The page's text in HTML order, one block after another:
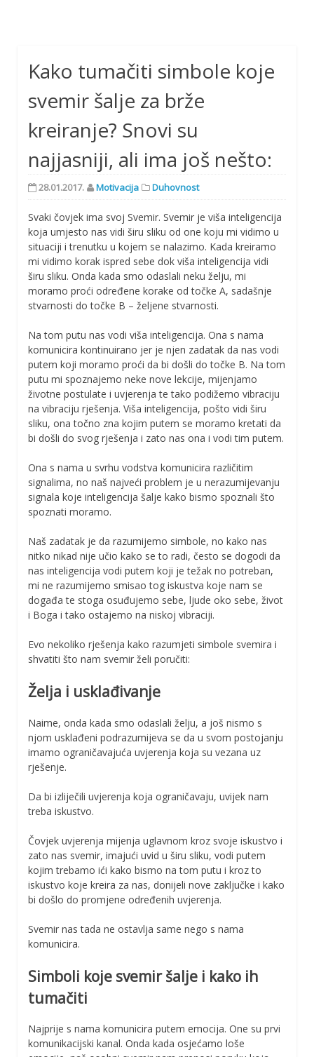
Kako tumačiti simbole koje
svemir šalje za brže
kreiranje? Snovi su
najjasniji, ali ima još nešto:
28.01.2017. Motivacija Duhovnost
Svaki čovjek ima svoj Svemir. Svemir je viša inteligencija
koja umjesto nas vidi širu sliku od one koju mi vidimo u
situaciji i trenutku u kojem se nalazimo. Kada kreiramo
mi vidimo korak ispred sebe dok viša inteligencija vidi
širu sliku. Onda kada smo odaslali neku želju, mi
moramo proći određene korake od točke A, sadašnje
stvarnosti do točke B – željene stvarnosti.
Na tom putu nas vodi viša inteligencija. Ona s nama
komunicira kontinuirano jer je njen zadatak da nas vodi
putem koji moramo proći da bi došli do točke B. Na tom
putu mi spoznajemo neke nove lekcije, mijenjamo
životne postulate i uvjerenja te tako podižemo vibraciju
na vibraciju rješenja. Viša inteligencija, pošto vidi širu
sliku, ona točno zna kojim putem se moramo kretati da
bi došli do svog rješenja i zato nas ona i vodi tim putem.
Ona s nama u svrhu vodstva komunicira različitim
signalima, no naš najveći problem je u nerazumijevanju
signala koje inteligencija šalje kako bismo spoznali što
spoznati moramo.
Naš zadatak je da razumijemo simbole, no kako nas
nitko nikad nije učio kako se to radi, često se dogodi da
nas inteligencija vodi putem koji je težak no potreban,
mi ne razumijemo smisao tog iskustva koje nam se
događa te stoga osuđujemo sebe, ljude oko sebe, život
i Boga i tako ostajemo na niskoj vibraciji.
Evo nekoliko rješenja kako razumjeti simbole svemira i
shvatiti što nam svemir želi poručiti:
Želja i usklađivanje
Naime, onda kada smo odaslali želju, a još nismo s
njom usklađeni podrazumijeva se da u svom postojanju
imamo ograničavajuća uvjerenja koja su vezana uz
rješenje.
Da bi izliječili uvjerenja koja ograničavaju, uvijek nam
treba iskustvo.
Čovjek uvjerenja mijenja uglavnom kroz svoje iskustvo i
zato nas svemir, imajući uvid u širu sliku, vodi putem
kojim trebamo ići kako bismo na tom putu i kroz to
iskustvo koje kreira za nas, donijeli nove zaključke i kako
bi došlo do promjene određenih uvjerenja.
Svemir nas tada ne ostavlja same nego s nama
komunicira.
Simboli koje svemir šalje i kako ih
tumačiti
Najprije s nama komunicira putem emocija. One su prvi
komunikacijski kanal. Onda kada osjećamo loše